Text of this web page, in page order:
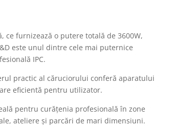
ce furnizează o putere totală de 3600W,
este unul dintre cele mai puternice
IPC.
practic al căruciorului conferă aparatului
eficientă pentru utilizator.
pentru curățenia profesională în zone
ateliere și parcări de mari dimensiuni.